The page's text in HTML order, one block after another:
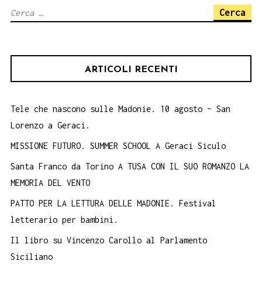
da
questo
Ricerca
ARTICOLI RECENTI
Tele che nascono sulle Madonie. 10 agosto – San
Lorenzo a Geraci.
MISSIONE FUTURO. SUMMER SCHOOL A Geraci Siculo
Santa Franco da Torino A TUSA CON IL SUO ROMANZO LA
MEMORIA DEL VENTO
PATTO PER LA LETTURA DELLE MADONIE. Festival
letterario per bambini.
Il libro su Vincenzo Carollo al Parlamento
Siciliano